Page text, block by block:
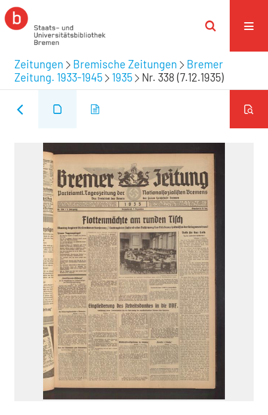
Zeitungen Bremische Zeitungen
Bremer
Zeitung. 1933-1945
1935 Nr. 338 (7.12.1935)